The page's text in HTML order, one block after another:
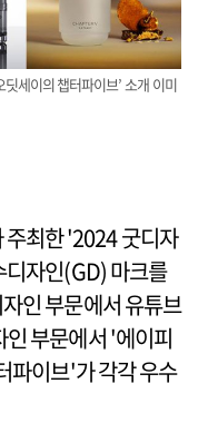
세이의 챕터파이브’ 소개 이미
최한 '2024 굿디자
디자인(GD) 마크를
인 부문에서 유튜브
부문에서 '에이피
파이브'가 각각 우수